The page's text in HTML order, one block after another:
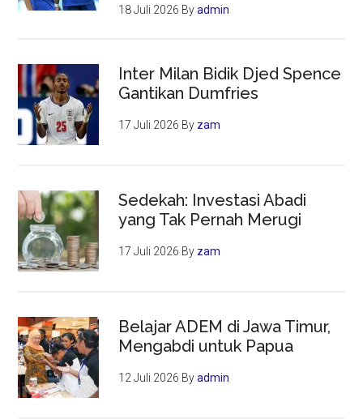
18 Juli 2026 Byadmin
Inter Milan Bidik Djed Spence
Gantikan Dumfries
17 Juli 2026 By zam
Sedekah: Investasi Abadi
yang Tak Pernah Merugi
17 Juli 2026 By zam
Belajar ADEM di Jawa Timur,
Mengabdi untuk Papua
12 Juli 2026 Byadmin